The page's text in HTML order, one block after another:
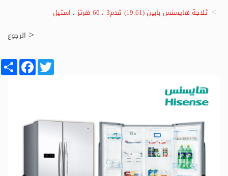
ثلاجة هايسنس بابين (19.61) قدم3 ، 60 هرتز ، استيل
الرجوع
Share
FacebookTwitter